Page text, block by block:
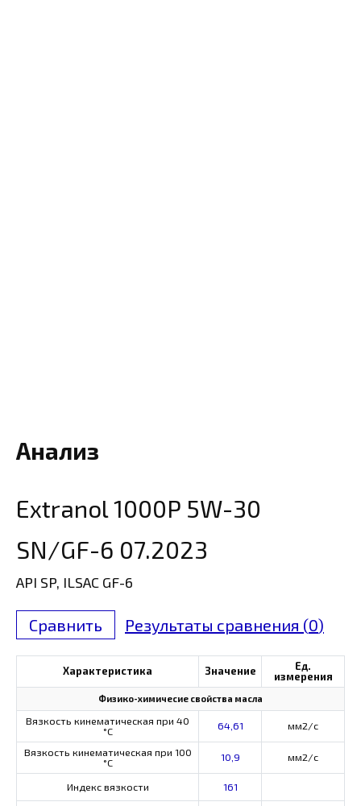
Анализ
Extranol 1000P 5W-30
SN/GF-6 07.2023
API SP, ILSAC GF-6
Сравнить Результаты сравнения (0)
Характеристика Значение
Ед.
измерения
Физико-химичесие свойства масла
Вязкость кинематическая при 40
°С
64,61 мм2/с
Вязкость кинематическая при 100
°С
10,9 мм2/с
Индекс вязкости 161